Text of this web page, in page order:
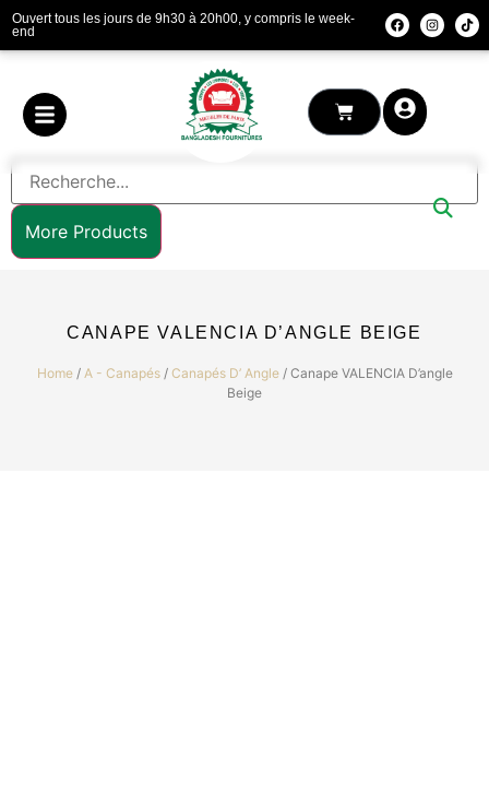
Ouvert tous les jours de 9h30 à 20h00, y compris le week-
end
More Products
CANAPE VALENCIA D’ANGLE BEIGE
Home/ A - Canapés/ Canapés D’ Angle/ Canape VALENCIA D’angle
Beige